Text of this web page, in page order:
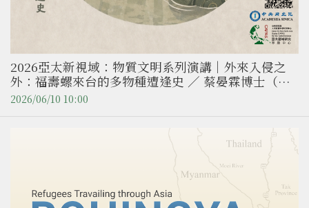
2026亞太新視域：物質文明系列演講｜外來入侵之
外：福壽螺來台的多物種遭逢史 ／ 蔡晏霖博士（國
立陽明交通大學人文社會學系副教授）
2026/06/10 10:00